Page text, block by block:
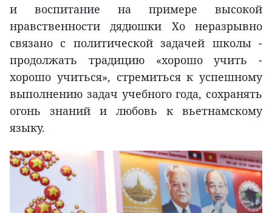
и воспитание на примере высокой
нравственности дядюшки Хо неразрывно
связано с политической задачей школы -
продолжать традицию «хорошо учить -
хорошо учиться», стремиться к успешному
выполнению задач учебного года, сохранять
огонь знаний и любовь к вьетнамскому
языку.